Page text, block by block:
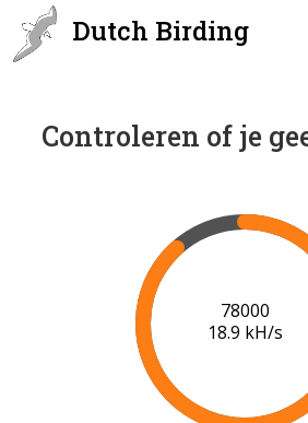
Dutch Birding
Controleren of je
79000
18.9 kH/s